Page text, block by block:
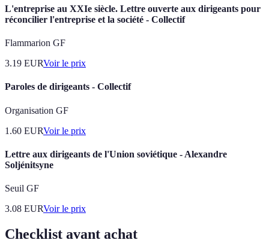
L'entreprise au XXIe siècle. Lettre ouverte aux dirigeants pour
réconcilier l'entreprise et la société - Collectif
Flammarion GF
3.19 EURVoir le prix
Paroles de dirigeants - Collectif
Organisation GF
1.60 EURVoir le prix
Lettre aux dirigeants de l'Union soviétique - Alexandre
Soljénitsyne
Seuil GF
3.08 EURVoir le prix
Checklist avant achat